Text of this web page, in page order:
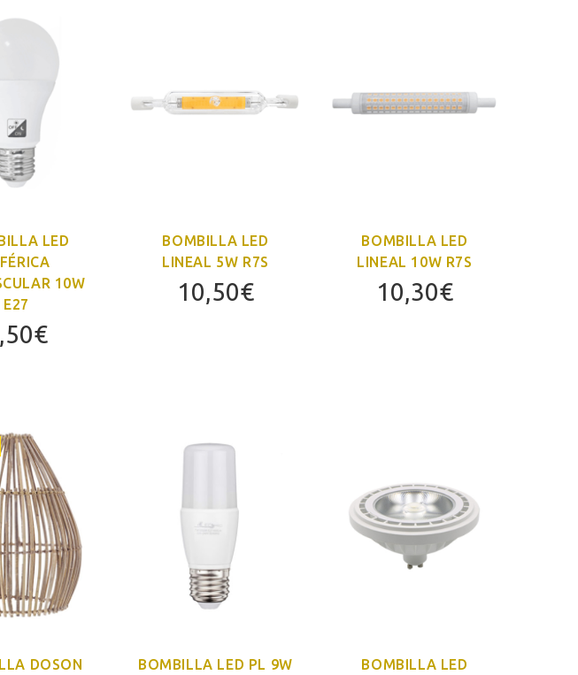
LED
10W
E27
€
BOMBILLA LED
LINEAL 5W R7S
10,50€
BOMBILLA LED
LINEAL 10W R7S
10,30€
DOSON
BOMBILLA LED PL 9W
BOMBILLA LED